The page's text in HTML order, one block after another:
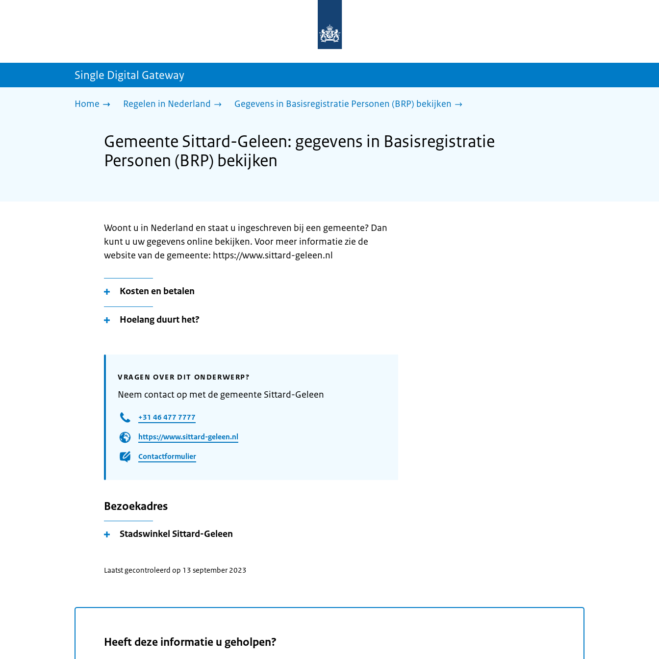
homepage
sdg.rijksoverheid.nl
Single Digital Gateway
Home Regelen in Nederland Gegevens in Basisregistratie Personen (BRP) bekijken
Gemeente Sittard-Geleen: gegevens in Basisregistratie
Personen (BRP) bekijken
Woont u in Nederland en staat u ingeschreven bij een gemeente? Dan
kunt u uw gegevens online bekijken. Voor meer informatie zie de
website van de gemeente: https://www.sittard-geleen.nl
Kosten en betalen
Hoelang duurt het?
VRAGEN OVER DIT ONDERWERP?
Neem contact op met de gemeente Sittard-Geleen
+31 46 477 7777
https://www.sittard-geleen.nl
Contactformulier
Bezoekadres
Stadswinkel Sittard-Geleen
Laatst gecontroleerd op 13 september 2023
Heeft deze informatie u geholpen?